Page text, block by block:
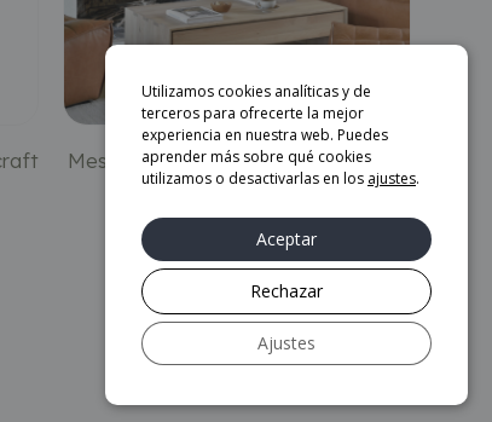
Mesa de centro Nordic – Ethnicraft
AÑADIR AL CARRITO
Utilizamos cookies analíticas y de
terceros para ofrecerte la mejor
experiencia en nuestra web. Puedes
aprender más sobre qué cookies
utilizamos o desactivarlas en los ajustes.
Aceptar
Rechazar
Ajustes